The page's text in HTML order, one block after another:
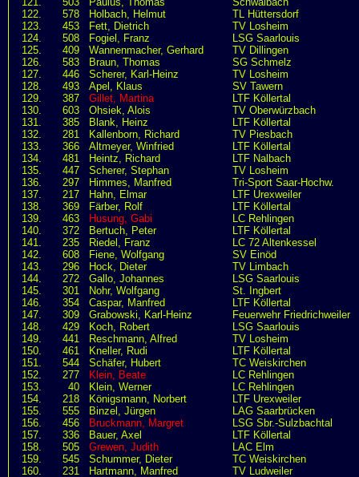
122.
578 Holbach, Helmut
TL Hüttersdorf
123.
453 Fett, Dietrich
TV Losheim
124.
508 Fogiel, Franz
LSG Saarlouis
125.
409 Wannenmacher, Gerhard
TV Dillingen
126.
583 Braun, Thomas
SG Schmelz
127.
446 Scherer, Karl-Heinz
TV Losheim
128.
493 Apel, Klaus
SV Tawern
129.
387 Gillet, Martina
LTF Köllertal
130.
603 Ohsiek, Alois
TV Oberwürzbach
131.
385 Blank, Heinz
LTF Köllertal
132.
281 Kallenborn, Richard
TV Piesbach
133.
366 Altmeyer, Winfried
LTF Köllertal
134.
481 Heintz, Richard
LTF Nalbach
135.
447 Scherer, Stephan
TV Losheim
136.
297 Himmes, Manfred
Tri-Sport Saar-Hochw.
137.
217 Hahn, Elmar
LTF Urexweiler
138.
369 Färber, Rolf
LTF Köllertal
139.
463 Husung, Gabi
LC Rehlingen
140.
372 Bertuch, Peter
LTF Köllertal
141.
235 Riedel, Franz
LC 72 Altenkessel
142.
608 Fiene, Wolfgang
SV Einöd
143.
296 Hock, Dieter
TV Limbach
144.
272 Gallo, Johannes
LSG Saarlouis
145.
301 Nohr, Wolfgang
St. Ingbert
146.
354 Caspar, Manfred
LTF Köllertal
147.
309 Grabowski, Karl-Heinz
Feuerwehr Friedrichweiler
148.
429 Koch, Robert
LSG Saarlouis
149.
441 Reschmann, Alfred
TV Losheim
150.
461 Kneller, Rudi
LTF Köllertal
151.
544 Schäfer, Hubert
TC Weiskirchen
152.
277 Klein, Beate
LC Rehlingen
153.
40 Klein, Werner
LC Rehlingen
154.
218 Königsmann, Norbert
LTF Urexweiler
155.
555 Binzel, Jürgen
LAG Saarbrücken
156.
456 Bruckmann, Margret
LSG Sbr.-Sulzbachtal
157.
336 Bauer, Axel
LTF Köllertal
158.
505 Grewen, Judith
LAC Elm
159.
545 Schummer, Dieter
TC Weiskirchen
160.
231 Hartmann, Manfred
TV Ludweiler